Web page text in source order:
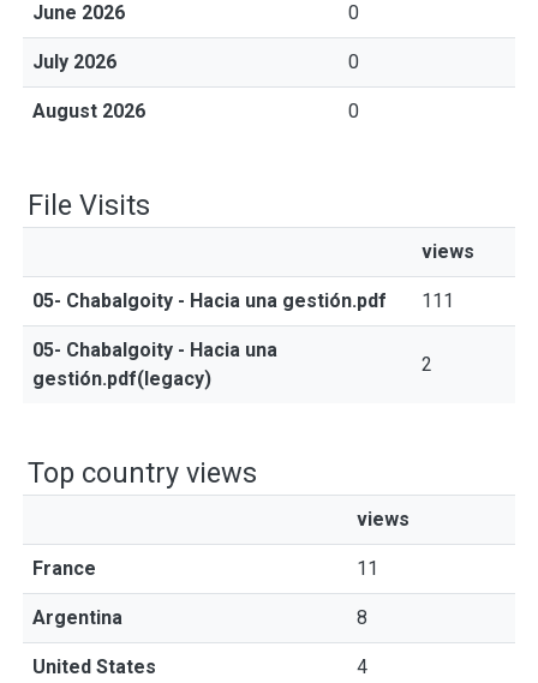
June 2026 0
July 2026 0
August 2026 0
File Visits
views
05- Chabalgoity - Hacia una gestión.pdf 111
05- Chabalgoity - Hacia una
gestión.pdf(legacy)
2
Top country views
views
France 11
Argentina 8
United States 4